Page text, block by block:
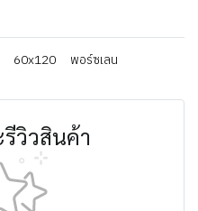
60x120
พอร์ซเลน
วิวสินค้า